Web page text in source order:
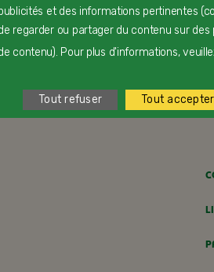
Charlotte de Pâques
et des informations pertinentes
regarder ou partager du contenu sur
contenu). Pour plus d'informations,
Tout refuser Tout accepter